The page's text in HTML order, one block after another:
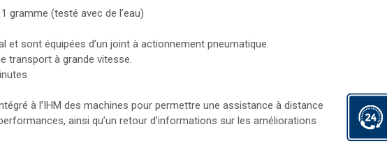
gramme (testé avec de l’eau)
sont équipées d’un joint à actionnement pneumatique.
transport à grande vitesse.
à l’IHM des machines pour permettre une assistance à distance
ainsi qu’un retour d’informations sur les améliorations